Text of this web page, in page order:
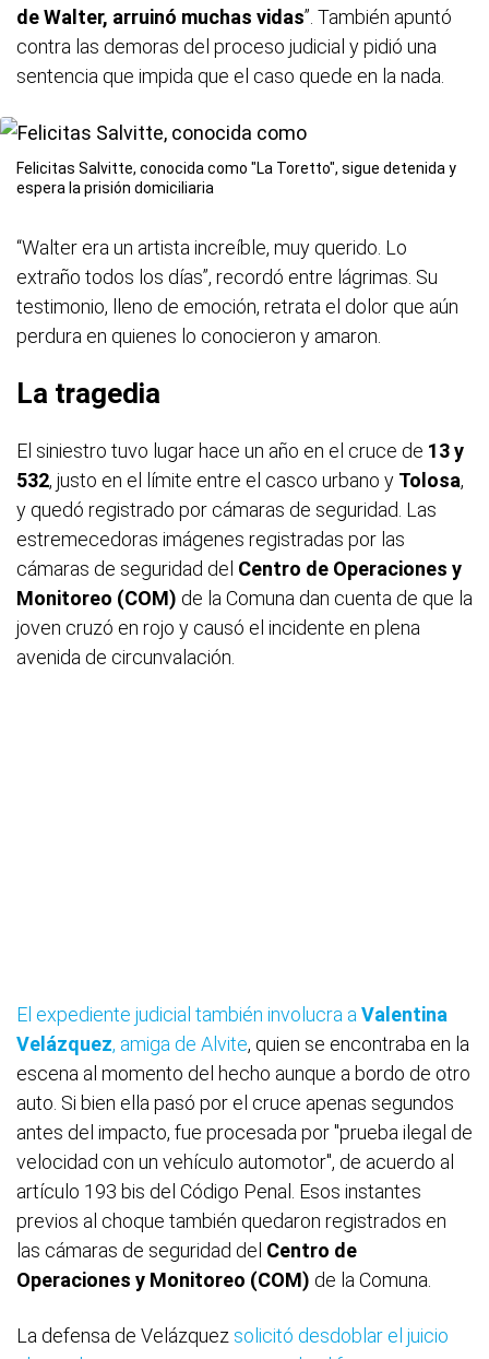
de Walter, arruinó muchas vidas”. También apuntó
contra las demoras del proceso judicial y pidió una
sentencia que impida que el caso quede en la nada.
Felicitas Salvitte, conocida como "La Toretto", sigue detenida y
espera la prisión domiciliaria
“Walter era un artista increíble, muy querido. Lo
extraño todos los días”, recordó entre lágrimas. Su
testimonio, lleno de emoción, retrata el dolor que aún
perdura en quienes lo conocieron y amaron.
La tragedia
El siniestro tuvo lugar hace un año en el cruce de 13 y
532, justo en el límite entre el casco urbano y Tolosa,
y quedó registrado por cámaras de seguridad. Las
estremecedoras imágenes registradas por las
cámaras de seguridad del Centro de Operaciones y
Monitoreo (COM) de la Comuna dan cuenta de que la
joven cruzó en rojo y causó el incidente en plena
avenida de circunvalación.
El expediente judicial también involucra a Valentina
Velázquez, amiga de Alvite, quien se encontraba en la
escena al momento del hecho aunque a bordo de otro
auto. Si bien ella pasó por el cruce apenas segundos
antes del impacto, fue procesada por "prueba ilegal de
velocidad con un vehículo automotor", de acuerdo al
artículo 193 bis del Código Penal. Esos instantes
previos al choque también quedaron registrados en
las cámaras de seguridad del Centro de
Operaciones y Monitoreo (COM) de la Comuna.
La defensa de Velázquez solicitó desdoblar el juicio